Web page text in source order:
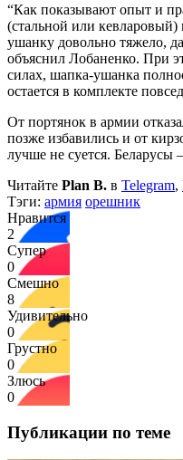
“Как показывают опыт и
(стальной или кевларовый)
ушанку довольно тяжело,
объяснил Лобаненко. При
силах, шапка-ушанка
остается в комплекте
От портянок в армии
позже избавились и от
лучше не суется.
Читайте Plan B. в Telegram,
Тэги: армия орешник
Нравится
2
Супер
0
Смешно
8
Удивительно
0
Грустно
0
Злюсь
0
Публикации по теме